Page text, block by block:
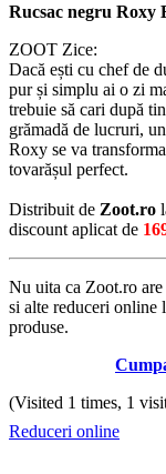
Rucsac negru Roxy
ZOOT Zice:
Dacă ești cu chef de
pur și simplu ai o zi
trebuie să cari după
grămadă de lucruri,
Roxy se va
tovarășul perfect.
Distribuit de Zoot.ro
discount aplicat de
Nu uita ca Zoot.ro
si alte reduceri online
produse.
(Visited 1 times, 1
Reduceri online